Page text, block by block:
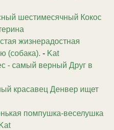
шестимесячный Кокос
жизнерадостная
(собака). - Kat
- самый верный Друг в
красавец Денвер ищет
помпушка-веселушка
Kat